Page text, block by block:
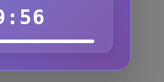
edilmemiştir.